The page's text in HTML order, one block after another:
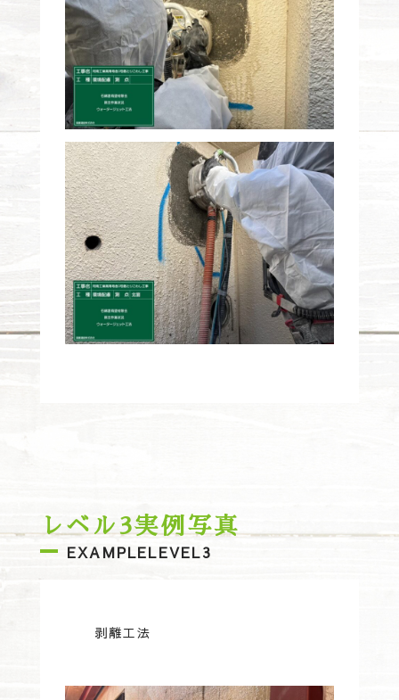
EXAMPLELEVEL3
レベル3実例写真
剥離工法